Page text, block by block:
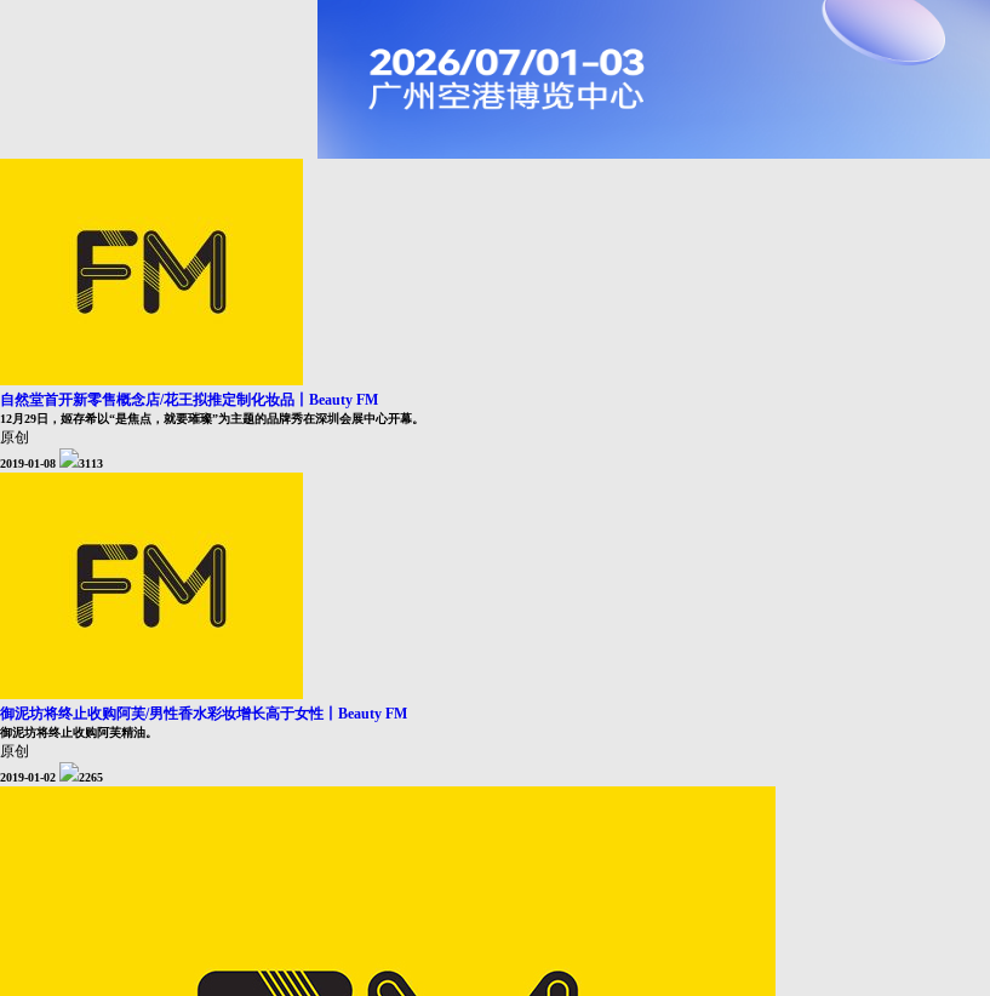
自然堂首开新零售概念店/花王拟推定制化妆品丨Beauty FM
12月29日，姬存希以“是焦点，就要璀璨”为主题的品牌秀在深圳会展中心开幕。
原创
2019-01-08 3113
御泥坊将终止收购阿芙/男性香水彩妆增长高于女性丨Beauty FM
御泥坊将终止收购阿芙精油。
原创
2019-01-02 2265